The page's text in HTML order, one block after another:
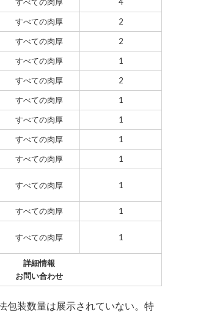
すべての肉厚
2
すべての肉厚
2
すべての肉厚
1
すべての肉厚
2
すべての肉厚
1
すべての肉厚
1
すべての肉厚
1
すべての肉厚 1
すべての肉厚 1
すべての肉厚 1
すべての肉厚 1
詳細情報
お問い合わせ
包装数量は展示されていない。特